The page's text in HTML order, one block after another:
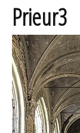
Prieur3